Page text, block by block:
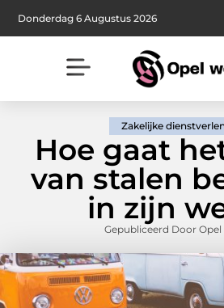
Donderdag 6 Augustus 2026
Zakelijke
Hoe gaat
van stalen
in zijn
Gepubliceerd Door Opel